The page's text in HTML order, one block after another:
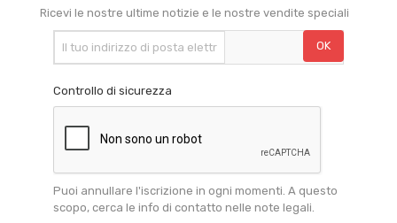
Ricevi le nostre ultime notizie e le nostre vendite speciali
Controllo di sicurezza
Puoi annullare l'iscrizione in ogni momenti. A questo
scopo, cerca le info di contatto nelle note legali.